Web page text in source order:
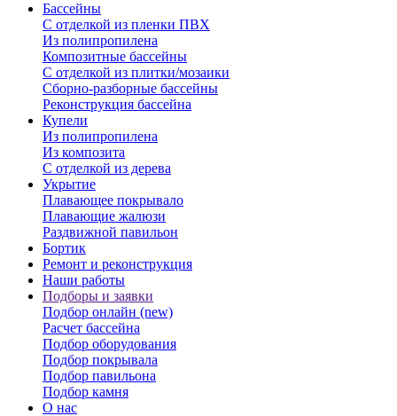
Бассейны
С отделкой из пленки ПВХ
Из полипропилена
Композитные бассейны
С отделкой из плитки/мозаики
Сборно-разборные бассейны
Реконструкция бассейна
Купели
Из полипропилена
Из композита
С отделкой из дерева
Укрытие
Плавающее покрывало
Плавающие жалюзи
Раздвижной павильон
Бортик
Ремонт и реконструкция
Наши работы
Подборы и заявки
Подбор онлайн (new)
Расчет бассейна
Подбор оборудования
Подбор покрывала
Подбор павильона
Подбор камня
О нас